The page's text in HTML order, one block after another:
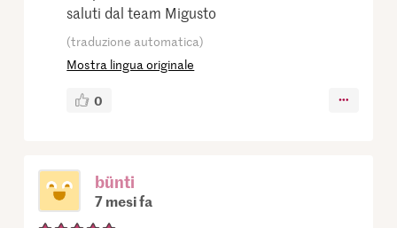
saluti dal team Migusto
(traduzione automatica)
Mostra lingua originale
0
bünti
7 mesi fa